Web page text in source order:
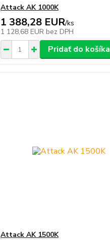
Attack AK 1000K
1 388,28 EUR/ks
1 128,68 EUR bez DPH
Pridať do košíka
Attack AK 1500K